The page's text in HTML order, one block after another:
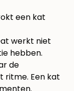
een kat
werkt niet
hebben.
de
ritme. Een kat